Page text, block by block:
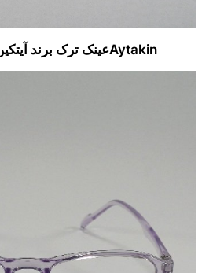
Aytakinعینک ترک برند آیتکین مدلA2104ck31